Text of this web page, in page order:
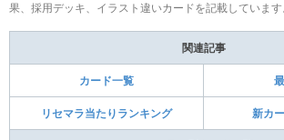
果、採用デッキ、イラスト違いカードを記載しています
関連記事
カード一覧
リセマラ当たりランキング 新カ